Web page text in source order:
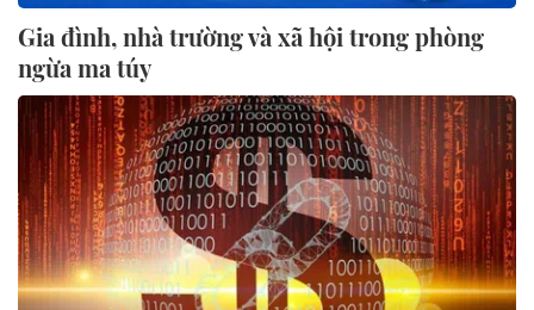
Gia đình, nhà trường và xã hội trong phòng
ngừa ma túy